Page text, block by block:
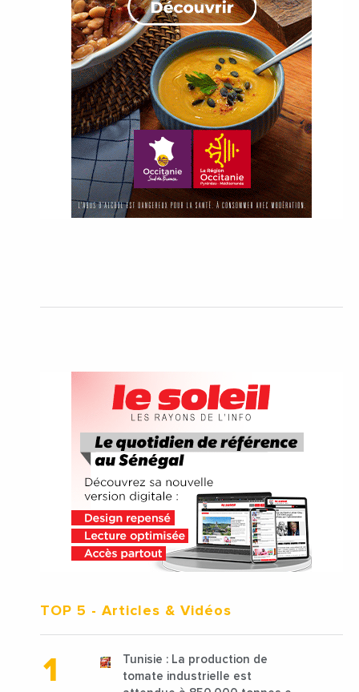
TOP 5 - Articles & Vidéos
Tunisie : La production de
tomate industrielle est